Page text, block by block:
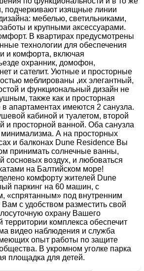
подчеркивают изящные линии
мебелью, светильниками,
и крупными аксессуарами.
В квартирах предусмотрены
технологии для обеспечения
и комфорта, включая
охранник, домофон,
и сателит. Уютные и просторные
меблированы ,их элегантный,
и функциональный дизайн не
также как и просторная
апартаментах имеются 2 санузла.
кабиной и туалетом, второй
и просторной ванной. Оба санузла
А на просторных
и балконах Dune Residence Вы
принимать солнечные ванны,
сосновых воздух, и любоваться
на Балтийском море!
комфорту жителей Dune
паркинг на 60 машин, с
«спрятанным» под внутренним
с удобством разместить свой
охрану Вашего
территории комплекса обеспечит
видео наблюдения и служба
опыт работы по защите
В укромном уголке парка
площадка для детей.